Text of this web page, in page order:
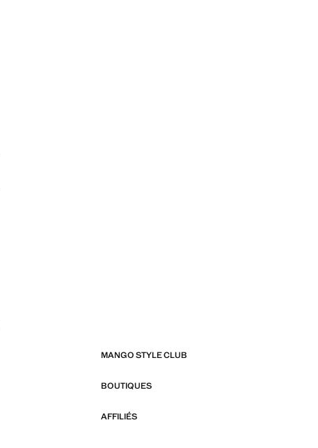
MANGO STYLE CLUB
BOUTIQUES
AFFILIÉS